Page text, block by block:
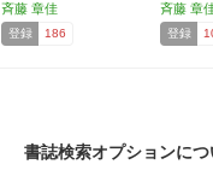
斉藤 章佳
登録 186
斉藤 章
登録
書誌検索オプションにつ